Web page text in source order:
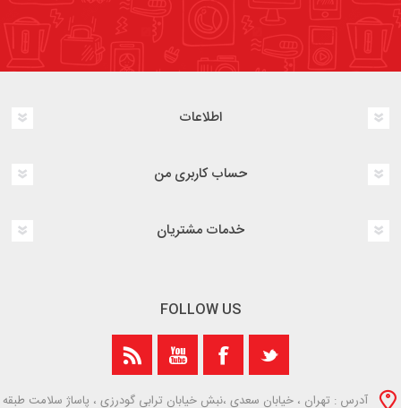
اطلاعات
حساب کاربری من
خدمات مشتریان
FOLLOW US
آدرس : تهران ، خیابان سعدی ،نبش خیابان ترابی گودرزی ، پاساژ سلامت طبقه